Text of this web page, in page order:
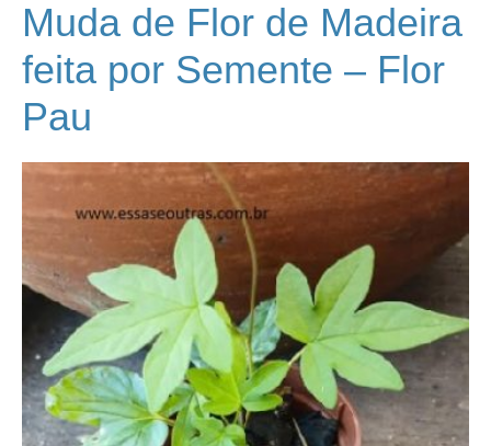
Muda de Flor de Madeira
feita por Semente – Flor
Pau